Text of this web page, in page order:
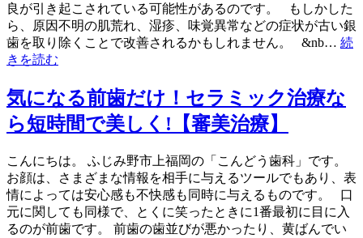
良が引き起こされている可能性があるのです。 もしかした
ら、原因不明の肌荒れ、湿疹、味覚異常などの症状が古い銀
歯を取り除くことで改善されるかもしれません。 &nb… 続
きを読む
気になる前歯だけ！セラミック治療な
ら短時間で美しく!【審美治療】
こんにちは。 ふじみ野市上福岡の「こんどう歯科」です。
お顔は、さまざまな情報を相手に与えるツールでもあり、表
情によっては安心感も不快感も同時に与えるものです。 口
元に関しても同様で、とくに笑ったときに1番最初に目に入
るのが前歯です。 前歯の歯並びが悪かったり、黄ばんでい